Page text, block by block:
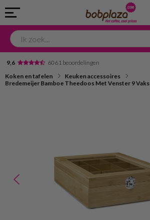
9,6 6061 beoordelingen
Avondbezorging
Koken en tafelen
Keuken accessoires
Bredemeijer Bamboe Theedoos Met Venster 9 Vaks